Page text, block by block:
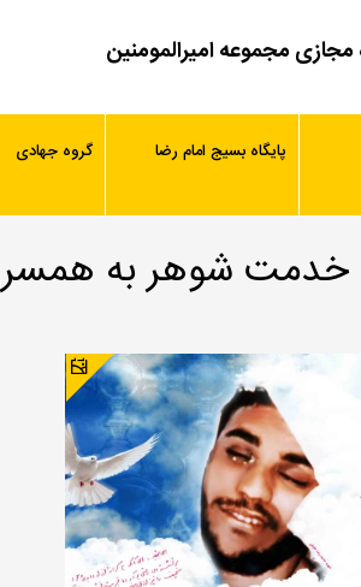
مجازی مجموعه امیرالمومنین
پایگاه بسیج امام رضا گروه جهادی
خدمت شوهر به همسر